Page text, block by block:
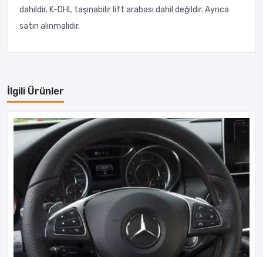
dahildir. K-DHL taşınabilir lift arabası dahil değildir. Ayrıca
satın alınmalıdır.
İlgili Ürünler